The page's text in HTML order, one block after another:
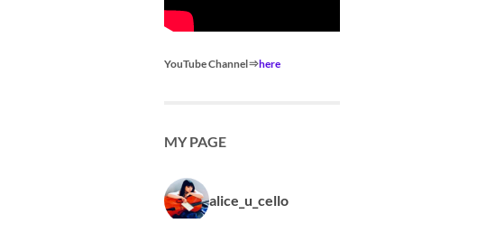
YouTube Channel⇒here
MY PAGE
alice_u_cello